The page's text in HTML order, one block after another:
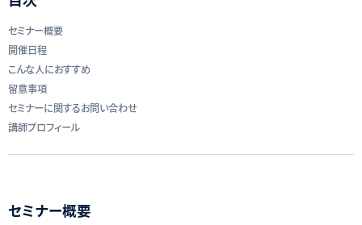
セミナー概要
開催日程
こんな人におすすめ
留意事項
セミナーに関するお問い合わせ
講師プロフィール
セミナー概要